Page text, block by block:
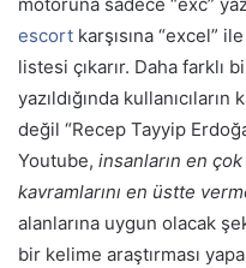
escort karşısına “excel”
listesi çıkarır. Daha farklı
yazıldığında kullanıcıların
değil “Recep Tayyip
Youtube, insanların en
kavramlarını en üstte
alanlarına uygun olacak
bir kelime araştırması